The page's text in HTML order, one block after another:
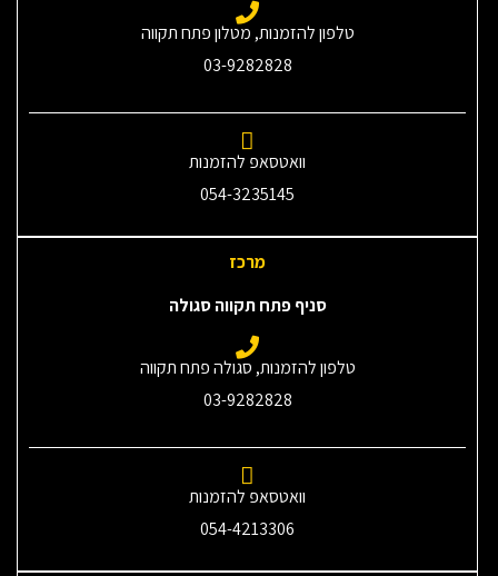
טלפון להזמנות, מטלון פתח תקווה
03-9282828
וואטסאפ להזמנות
054-3235145‎
מרכז
סניף פתח תקווה סגולה
טלפון להזמנות, סגולה פתח תקווה
03-9282828
וואטסאפ להזמנות
054-4213306